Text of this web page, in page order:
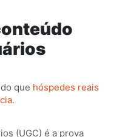
que hóspedes reais
(UGC) é a prova